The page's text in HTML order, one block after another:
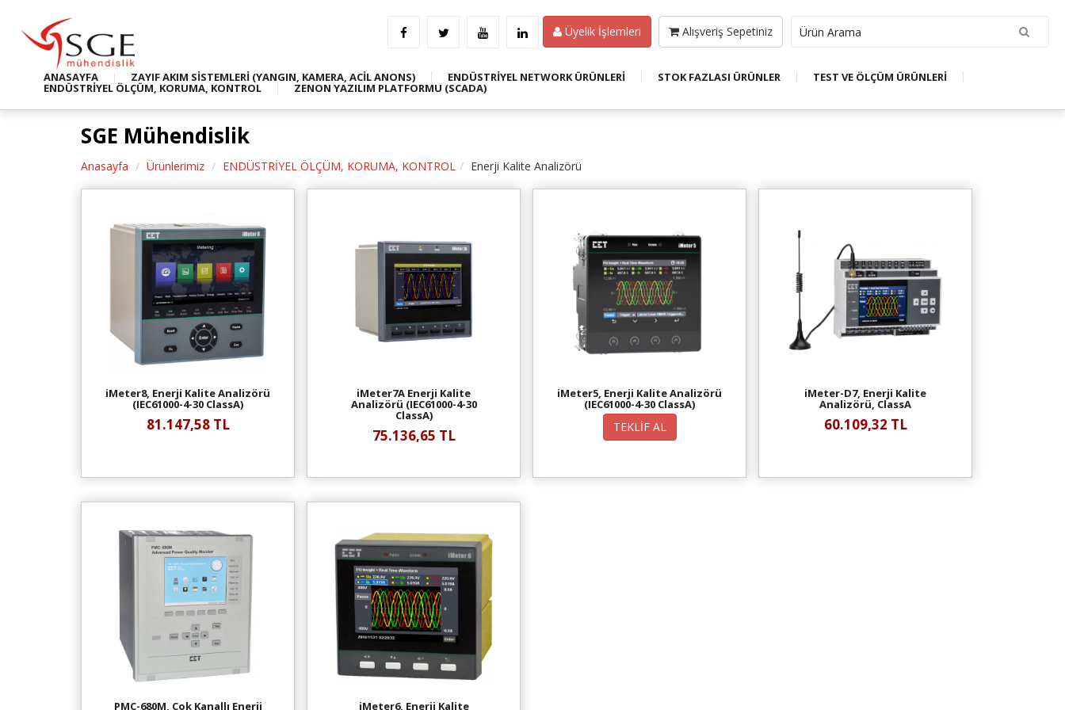
Üyelik İşlemleri Alışveriş Sepetiniz
ANASAYFA ZAYIF AKIM SİSTEMLERİ (YANGIN, KAMERA, ACİL ANONS) ENDÜSTRİYEL NETWORK ÜRÜNLERİ STOK FAZLASI ÜRÜNLER TEST VE ÖLÇÜM ÜRÜNLERİ
ENDÜSTRİYEL ÖLÇÜM, KORUMA, KONTROL ZENON YAZILIM PLATFORMU (SCADA)
SGE Mühendislik
Anasayfa Ürünlerimiz ENDÜSTRİYEL ÖLÇÜM, KORUMA, KONTROL Enerji Kalite Analizörü
iMeter8, Enerji Kalite Analizörü
(IEC61000-4-30 ClassA)
81.147,58 TL
iMeter7A Enerji Kalite
Analizörü (IEC61000-4-30
ClassA)
75.136,65 TL
iMeter5, Enerji Kalite Analizörü
(IEC61000-4-30 ClassA)
TEKLİF AL
iMeter-D7, Enerji Kalite
Analizörü, ClassA
60.109,32 TL
PMC-680M, Çok Kanallı Enerji iMeter6, Enerji Kalite